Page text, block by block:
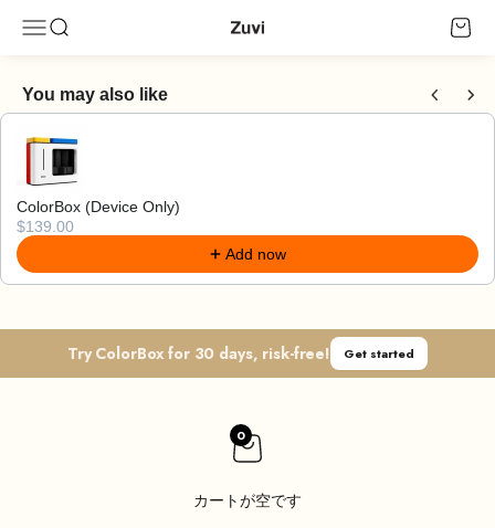
メニューを開く
検索を開く Zuvi カー
You may also like
Use the Previous and Next buttons to navigate through product
ColorBox (Device Only)
$139.00
Add now
Try ColorBox for 30 days, risk-free! Get started
0
カートが空です